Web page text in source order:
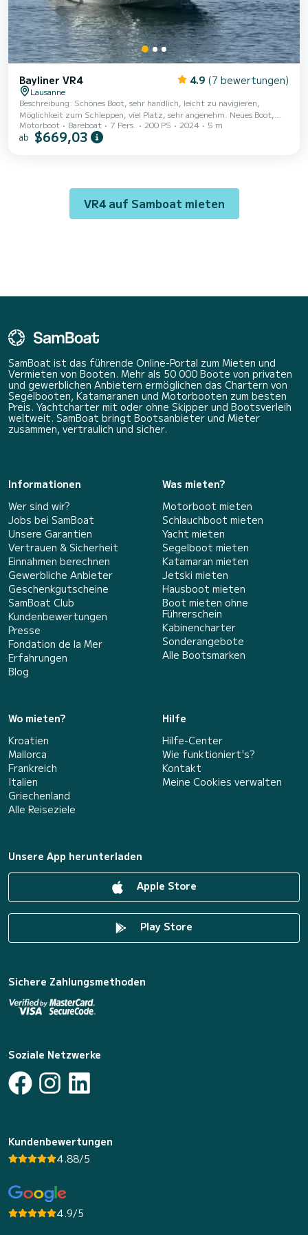
Bayliner VR4 4.9 (7 bewertungen)
Lausanne
Beschreibung: Schönes Boot, sehr handlich, leicht zu navigieren,
Möglichkeit zum Schleppen, viel Platz, sehr angenehm. Neues Boot,
Wasserung im August 2024, Radio MP3. Privater Parkplatz auf Anfrage
verfügbar
Motorboot Bareboat 7 Pers. 200 PS 2024 5 m
ab $669,03
VR4 auf Samboat mieten
SamBoat ist das führende Online-Portal zum Mieten und
Vermieten von Booten. Mehr als 50 000 Boote von privaten
und gewerblichen Anbietern ermöglichen das Chartern von
Segelbooten, Katamaranen und Motorbooten zum besten
Preis. Yachtcharter mit oder ohne Skipper und Bootsverleih
weltweit. SamBoat bringt Bootsanbieter und Mieter
zusammen, vertraulich und sicher.
Informationen
Wer sind wir?
Jobs bei SamBoat
Unsere Garantien
Vertrauen & Sicherheit
Einnahmen berechnen
Gewerbliche Anbieter
Geschenkgutscheine
SamBoat Club
Kundenbewertungen
Presse
Fondation de la Mer
Erfahrungen
Blog
Was mieten?
Motorboot mieten
Schlauchboot mieten
Yacht mieten
Segelboot mieten
Katamaran mieten
Jetski mieten
Hausboot mieten
Boot mieten ohne
Führerschein
Kabinencharter
Sonderangebote
Alle Bootsmarken
Wo mieten?
Kroatien
Mallorca
Frankreich
Italien
Griechenland
Alle Reiseziele
Hilfe
Hilfe-Center
Wie funktioniert's?
Kontakt
Meine Cookies verwalten
Unsere App herunterladen
Apple Store
Play Store
Sichere Zahlungsmethoden
Soziale Netzwerke
Kundenbewertungen
4.88/5
4.9/5